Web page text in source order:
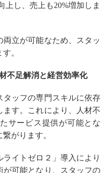
上し、売上も20%増加しま
両立が可能なため、スタッ
。
不足解消と経営効率化
タッフの専門スキルに依存
ます。これにより、人材不
サービス提供が可能とな
がります。
イトゼロ２」導入により
が可能となり、スタッフの